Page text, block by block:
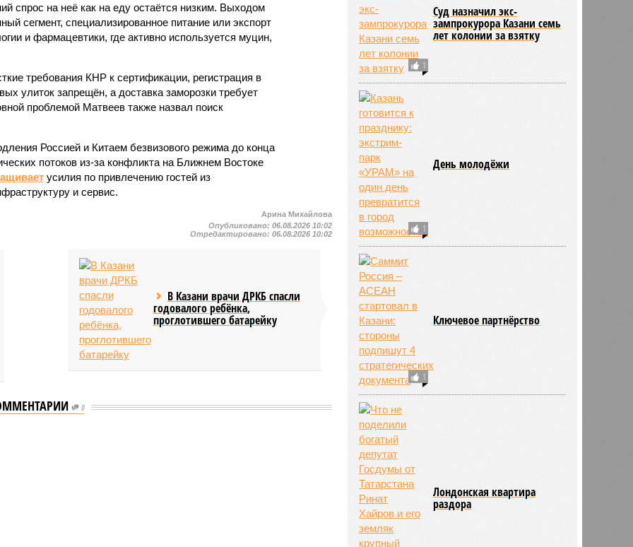
спрос на неё как на еду остаётся низким. Выходом
сегмент, специализированное питание или экспорт
и фармацевтики, где активно используется муцин,
требования КНР к сертификации, регистрация в
улиток запрещён, а доставка заморозки требует
проблемой Матвеев также назвал поиск
Россией и Китаем безвизового режима до конца
потоков из-за конфликта на Ближнем Востоке
усилия по привлечению гостей из
и сервис.
Арина Михайлова
Опубликовано:06.08.2026 10:02
Отредактировано:06.08.2026 10:02
В Казани врачи ДРКБ спасли
годовалого ребёнка,
проглотившего батарейку
0
1
Суд назначил экс-
зампрокурора Казани семь
лет колонии за взятку
1
День молодёжи
1
Ключевое партнёрство
Лондонская квартира
раздора